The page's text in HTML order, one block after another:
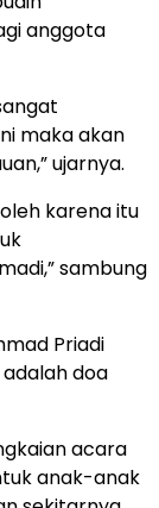
anggota
maka akan
ujarnya.
karena itu
sambung
Priadi
doa
acara
anak-anak